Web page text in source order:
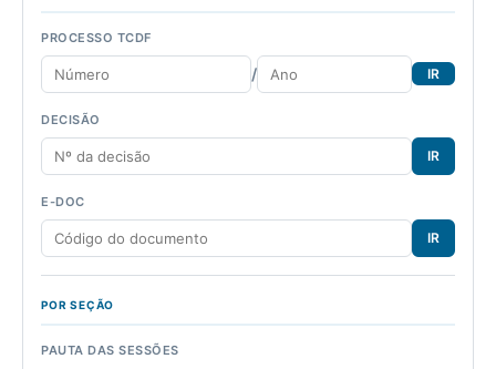
PROCESSO TCDF
/ IR
DECISÃO
IR
E-DOC
IR
POR SEÇÃO
PAUTA DAS SESSÕES